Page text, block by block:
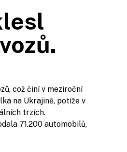
což činí v meziroční
na Ukrajině, potíže v
trzích.
71.200 automobilů,